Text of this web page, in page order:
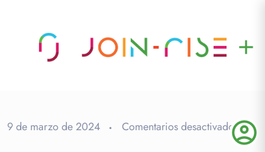
add
9 de marzo de 2024 Comentarios desactivadosen
30
account_circle